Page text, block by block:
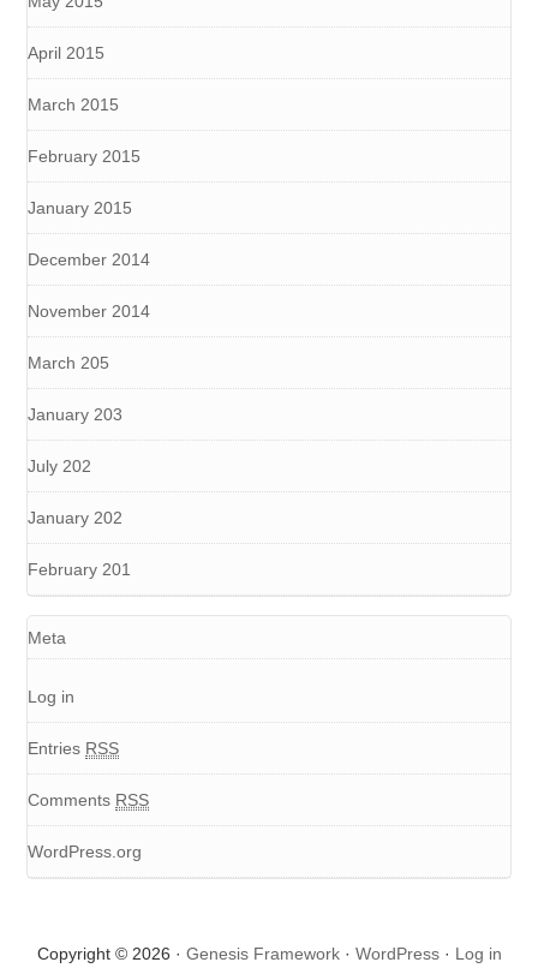
April 2015
March 2015
February 2015
January 2015
December 2014
November 2014
March 205
January 203
July 202
January 202
February 201
Meta
Log in
Entries RSS
Comments RSS
WordPress.org
Copyright © 2026 · Genesis Framework· WordPress· Log in